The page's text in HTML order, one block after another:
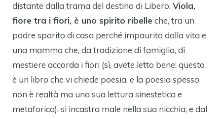
distante dalla trama del destino di Libero. Viola,
fiore tra i fiori, è uno spirito ribelle che, tra un
padre sparito di casa perché impaurito dalla vita e
una mamma che, da tradizione di famiglia, di
mestiere accorda i fiori (sì, avete letto bene: questo
è un libro che vi chiede poesia, e la poesia spesso
non è realtà ma una sua lettura sinestetica e
metaforica), si incastra male nella sua nicchia, e dal